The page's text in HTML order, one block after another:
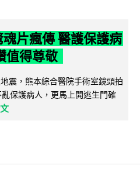
片瘋傳 醫護保護病
值得尊敬
震，熊本綜合醫院手術室鏡頭拍
保護病人，更馬上開逃生門確